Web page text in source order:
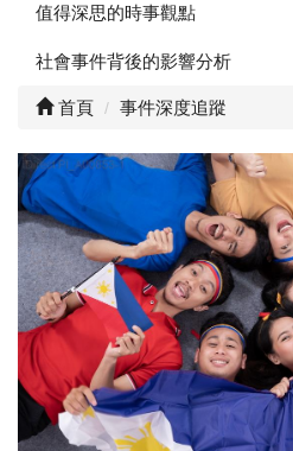
值得深思的時事觀點
社會事件背後的影響分析
首頁 事件深度追蹤